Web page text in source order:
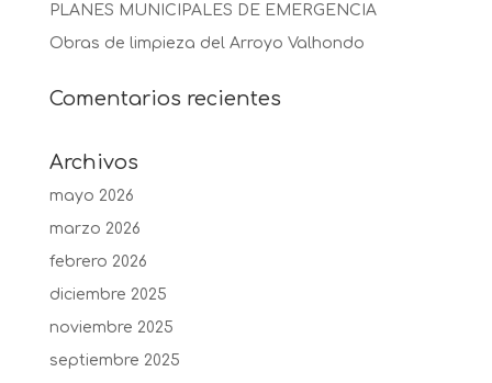
PLANES MUNICIPALES DE EMERGENCIA
Obras de limpieza del Arroyo Valhondo
Comentarios recientes
Archivos
mayo 2026
marzo 2026
febrero 2026
diciembre 2025
noviembre 2025
septiembre 2025